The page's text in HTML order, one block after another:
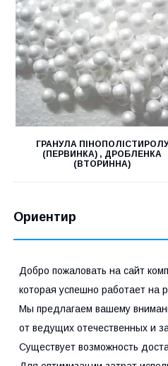
ГРАНУЛА ПІНОПОЛІСТИРОЛУ
(ПЕРВИНКА) , ДРОБЛЕНКА
(ВТОРИННА)
Ориентир
Добро пожаловать на сайт
которая успешно работает на
Мы предлагаем вашему
от ведущих отечественных и
Существует возможность